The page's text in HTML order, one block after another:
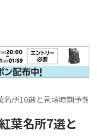
名所10選と見頃時期予想
葉名所7選と